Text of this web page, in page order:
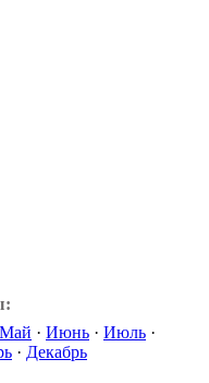
Май · Июнь · Июль ·
· Декабрь